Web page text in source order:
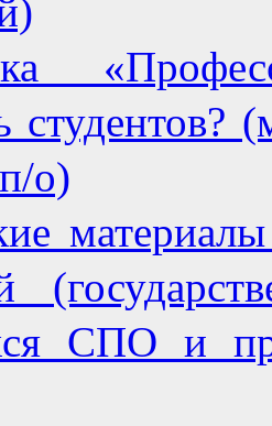
студентов?
о)
СПО и